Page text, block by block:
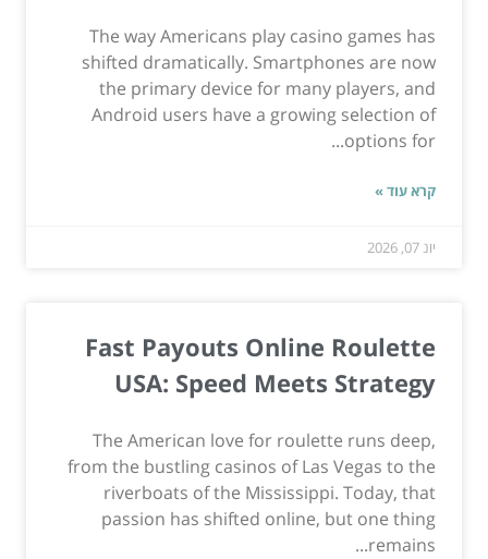
The way Americans play casino games has
shifted dramatically. Smartphones are now
the primary device for many players, and
Android users have a growing selection of
options for...
קרא עוד »
יונ 07, 2026
Fast Payouts Online Roulette
USA: Speed Meets Strategy
The American love for roulette runs deep,
from the bustling casinos of Las Vegas to the
riverboats of the Mississippi. Today, that
passion has shifted online, but one thing
remains...